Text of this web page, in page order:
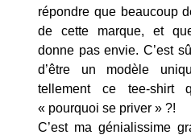
répondre que beaucoup
de cette marque, et
donne pas envie. C’est
d’être un modèle
tellement ce tee-
« pourquoi se priver » ?!
C’est ma génialissime